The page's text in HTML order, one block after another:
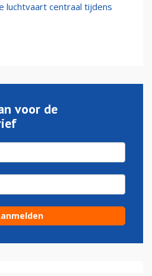
luchtvaart centraal tijdens
voor de